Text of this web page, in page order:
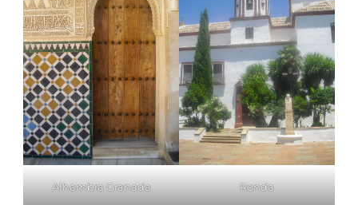
Alhambra Granada Ronda